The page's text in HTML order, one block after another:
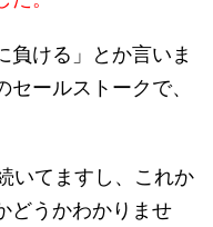
負ける」とか言いま
ールストークで、
いてますし、これか
どうかわかりませ